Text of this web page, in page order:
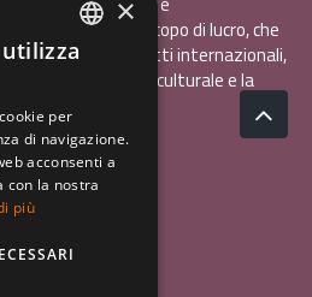
sociale, senza scopo di lucro, che
gli scambi e i contatti internazionali,
la sensibilità interculturale e la
120,41 kB
GERMAN
×
per
di navigazione.
acconsenti a
con la nostra
più